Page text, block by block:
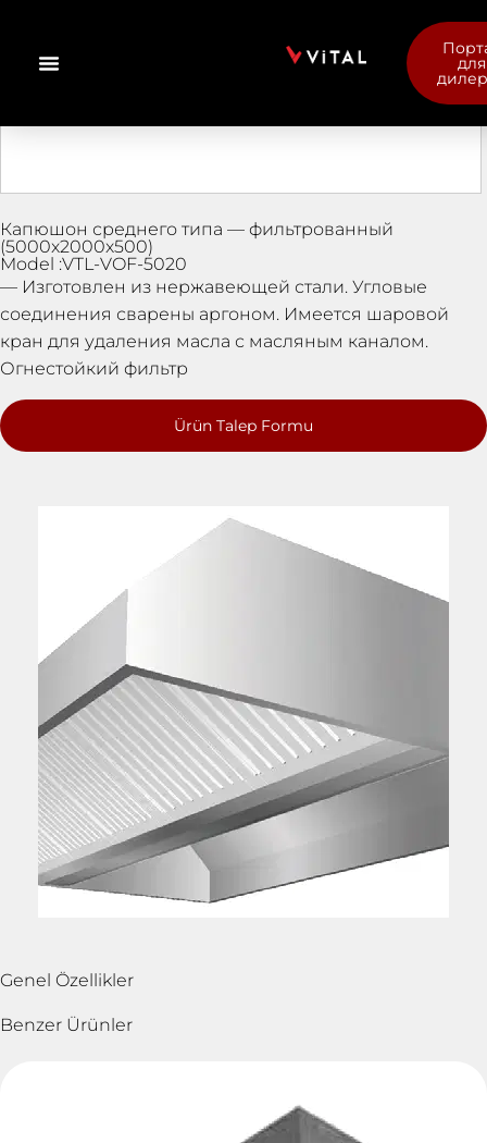
для
Капюшон среднего типа — фильтрованный
(5000x2000x500)
Model :VTL-VOF-5020
— Изготовлен из нержавеющей стали. Угловые
соединения сварены аргоном. Имеется шаровой
кран для удаления масла с масляным каналом.
Огнестойкий фильтр
Ürün Talep Formu
Genel Özellikler
Benzer Ürünler